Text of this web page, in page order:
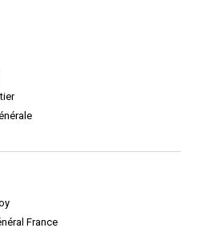
France